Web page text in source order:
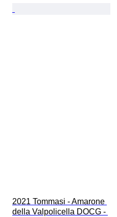
2021 Tommasi - Amarone
della Valpolicella DOCG -